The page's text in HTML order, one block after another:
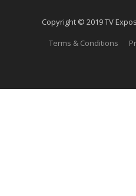
Copyright © 2019 TV
Terms & Conditions